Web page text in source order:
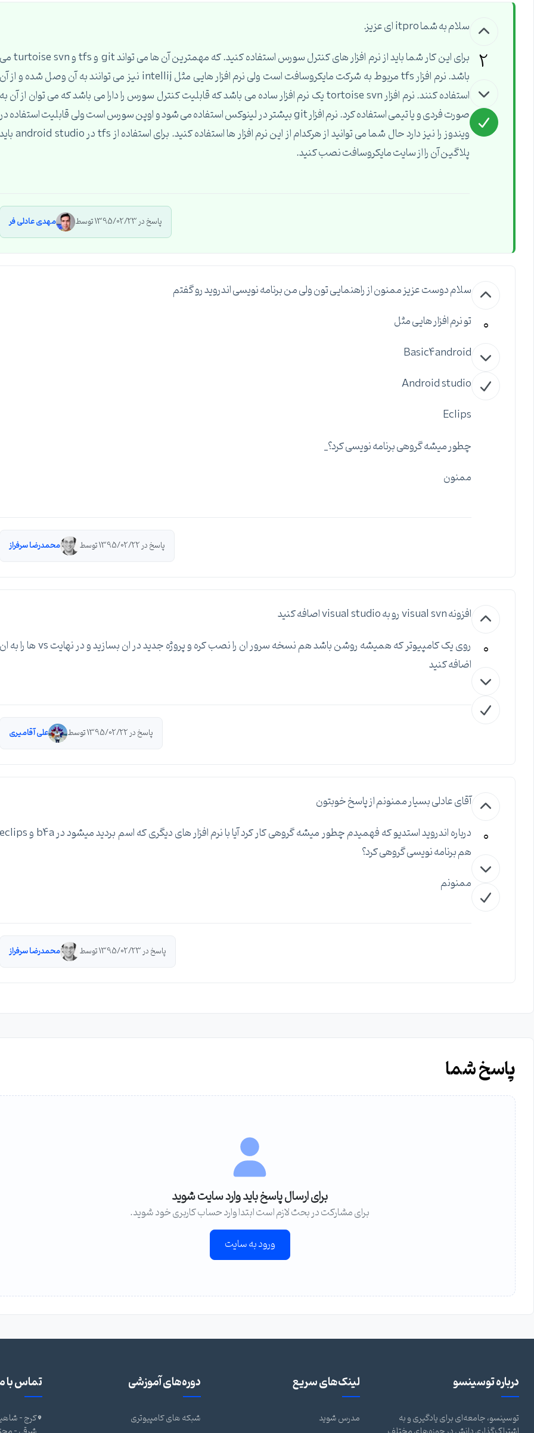
2
سلام به شما itpro ای عزیز.
برای این کار شما باید از نرم افزار های کنترل سورس استفاده کنید. که مهمترین آن ها می تواند git و tfs و turtoise svn می
باشد. نرم افزار tfs مربوط به شرکت مایکروسافت است ولی نرم افزار هایی مثل intellij نیز می توانند به آن وصل شده و از آن
استفاده کنند. نرم افزار tortoise svn یک نرم افزار ساده می باشد که قابلیت کنترل سورس را دارا می باشد که می توان از آن به
صورت فردی و یا تیمی استفاده کرد. نرم افزار git بیشتر در لینوکس استفاده می شود و اوپن سورس است ولی قابلیت استفاده در
ویندوز را نیز دارد حال شما می توانید از هرکدام از این نرم افزار ها استفاده کنید. برای استفاده از tfs در android studio باید
پلاگین آن را از سایت مایکروسافت نصب کنید.
پاسخ در 1395/02/23 توسط مهدی عادلی فر
0
سلام دوست عزیز ممنون از راهنمایی تون ولی من برنامه نویسی اندروید رو گفتم
تو نرم افزار هایی مثل
Basic4android
Android studio
Eclips
چطور میشه گروهی برنامه نویسی کرد؟_
ممنون
پاسخ در 1395/02/22 توسط محمدرضا سرفراز
0
افزونه visual svn رو به visual studio اصافه کنید
روی یک کامپیوتر که همیشه روشن باشد هم نسخه سرور ان را نصب کره و پروژه جدید در ان بسازید و در نهایت vs ها را به ان
اضافه کنید
پاسخ در 1395/02/22 توسط علی آقامیری
0
آقای عادلی بسیار ممنونم از پاسخ خوبتون
درباره اندروید استدیو که فهمیدم چطور میشه گروهی کار کرد آیا با نرم افزار های دیگری که اسم بردید میشود در b4a و eclips
هم برنامه نویسی گروهی کرد؟
ممنونم
پاسخ در 1395/02/23 توسط محمدرضا سرفراز
پاسخ شما
برای ارسال پاسخ باید وارد سایت شوید
برای مشارکت در بحث لازم است ابتدا وارد حساب کاربری خود شوید.
ورود به سایت
درباره توسینسو
توسینسو، جامعه‌ای برای یادگیری و به
لینک‌های سریع
مدرس شوید
دوره‌های آموزشی
شبکه های کامپیوتری
تماس با
کرج -